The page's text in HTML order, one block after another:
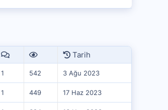
Tarih
1 542 3 Ağu 2023
1 449 17 Haz 2023